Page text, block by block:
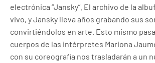
electrónica “Jansky”. El archivo de la
vivo, y Jansky lleva años grabando sus
convirtiéndolos en arte. Esto mismo
cuerpos de las intérpretes Mariona
con su coreografía nos trasladarán a un